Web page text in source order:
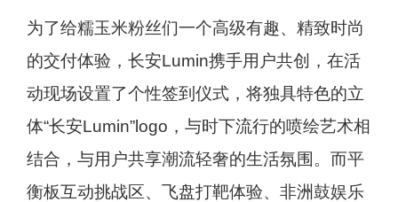
为了给糯玉米粉丝们一个高级有趣、精致时尚
的交付体验，长安Lumin携手用户共创，在活
动现场设置了个性签到仪式，将独具特色的立
体“长安Lumin”logo，与时下流行的喷绘艺术相
结合，与用户共享潮流轻奢的生活氛围。而平
衡板互动挑战区、飞盘打靶体验、非洲鼓娱乐